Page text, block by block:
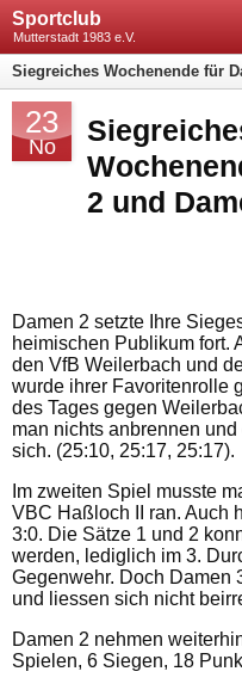
Sportclub
Mutterstadt 1983 e.V.
Siegreiches Wochenende für
23
No
2 und
Damen 2 setzte Ihre
heimischen Publikum fort.
den VfB Weilerbach und
wurde ihrer Favoritenrolle
des Tages gegen
man nichts anbrennen
sich. (25:10, 25:17, 25:17).
Im zweiten Spiel musste
VBC Haßloch II ran. Auch
3:0. Die Sätze 1 und 2
werden, lediglich im 3.
Gegenwehr. Doch Damen
und liessen sich nicht
Damen 2 nehmen
Spielen, 6 Siegen, 18